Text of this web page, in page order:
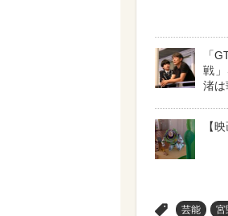
「
戦
渚は
【
芸能 宮